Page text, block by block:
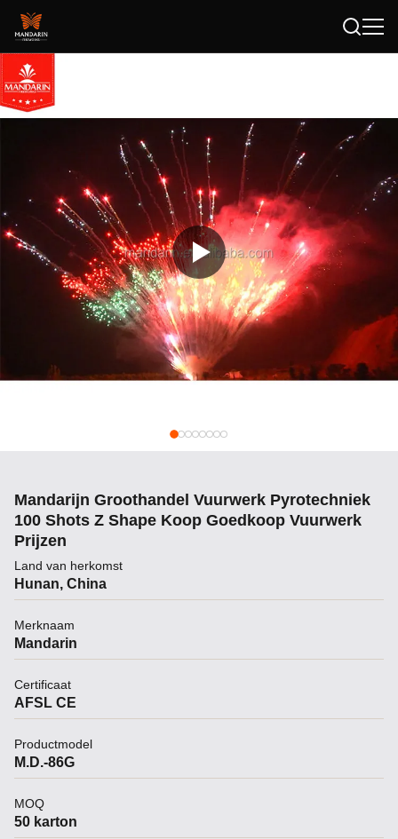
Mandarijn Groothandel Vuurwerk Pyrotechniek
100 Shots Z Shape Koop Goedkoop Vuurwerk
Prijzen
Land van herkomst
Hunan, China
Merknaam
Mandarin
Certificaat
AFSL CE
Productmodel
M.D.-86G
MOQ
50 karton